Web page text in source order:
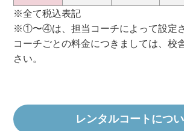
※全て税込表記
※①〜④は、担当コーチによって設定さ
コーチごとの料金につきましては、校
さい。
レンタルコートにつ